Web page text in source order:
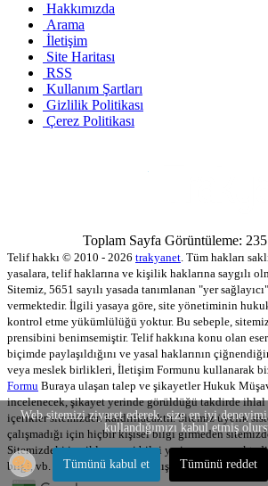
Hakkımızda
Arama
İletişim
Site Haritası
RSS
Kullanım Şartları
Gizlilik Politikası
Çerez Politikası
Toplam Sayfa Görüntüleme:
Telif hakkı © 2010 - 2026 trakyanet. Tüm hakları
yasalara, telif haklarına ve kişilik haklarına saygılı
Sitemiz, 5651 sayılı yasada tanımlanan "yer
vermektedir. İlgili yasaya göre, site yönetiminin
kontrol etme yükümlülüğü yoktur. Bu sebeple,
prensibini benimsemiştir. Telif hakkına konu olan
biçimde paylaşıldığını ve yasal haklarının
veya meslek birlikleri, İletişim Formunu kullanarak
Formu Buraya ulaşan talep ve şikayetler Hukuk
incelenecek, şikayet yerinde görüldüğü takdirde
içerikler sitemizden kaldırılacaktır. Sitemiz üyelik
çalışmadığı için hiçbir kişisel bilgi girmeden
Sitemizdeki içerikler resmi bilgi yerine
bilgi, vb. gibi oluşabilecek yanlışkılardan sitemiz
Web sitemizi ziyaret ederek, size en iyi
kullandığımızı kabul etmiş
Tümünü kabul et Tümünü reddet